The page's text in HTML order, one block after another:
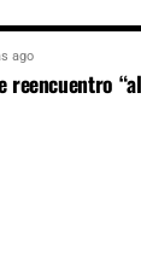
ago
reencuentro